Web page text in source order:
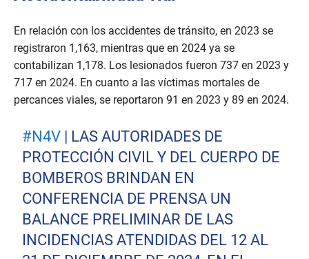
,
2
6
s
e
c
o
n
En relación con los accidentes de tránsito, en 2023 se
registraron 1,163, mientras que en 2024 ya se
contabilizan 1,178. Los lesionados fueron 737 en 2023 y
717 en 2024. En cuanto a las víctimas mortales de
percances viales, se reportaron 91 en 2023 y 89 en 2024.
#N4V | LAS AUTORIDADES DE
PROTECCIÓN CIVIL Y DEL CUERPO DE
BOMBEROS BRINDAN EN
CONFERENCIA DE PRENSA UN
BALANCE PRELIMINAR DE LAS
INCIDENCIAS ATENDIDAS DEL 12 AL